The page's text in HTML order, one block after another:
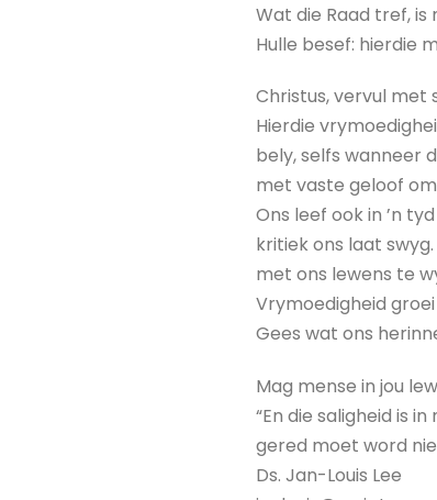
Wat die Raad tref, is
Hulle besef: hierdie
Christus, vervul met
Hierdie
bely, selfs wanneer
met vaste geloof
Ons leef ook in ’n
kritiek ons laat
met ons lewens te
Vrymoedigheid
Gees wat ons
Mag mense in jou
“En die saligheid is
gered moet word
Ds. Jan-Louis Lee